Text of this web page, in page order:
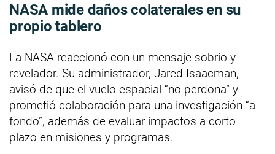
NASA mide daños colaterales en su
propio tablero
La NASA reaccionó con un mensaje sobrio y
revelador. Su administrador, Jared Isaacman,
avisó de que el vuelo espacial “no perdona” y
prometió colaboración para una investigación “a
fondo”, además de evaluar impactos a corto
plazo en misiones y programas.